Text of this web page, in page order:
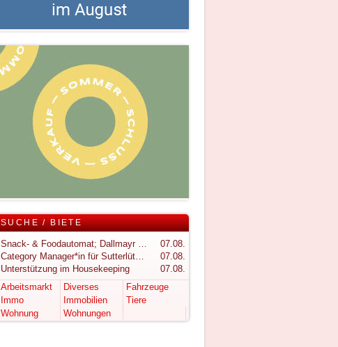
SUCHE / BIETE
Snack- & Foodautomat; Dallmayr S150
07.08.
Category Manager*in für Sutterlüty gesucht
07.08.
Unterstützung im Housekeeping
07.08.
Arbeitsmarkt
Diverses
Fahrzeuge
Immo
Immobilien
Tiere
Wohnung
Wohnungen